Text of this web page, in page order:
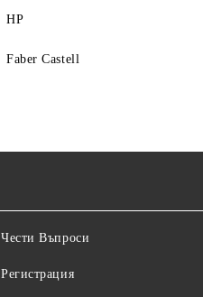
HP
Faber Castell
Чести Въпроси
Регистрация